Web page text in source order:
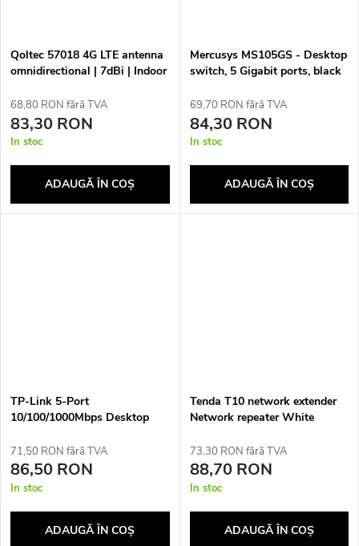
Qoltec 57018 4G LTE antenna
omnidirectional | 7dBi | Indoor
68,80 RON fără TVA
83,30 RON
In stoc
ADAUGĂ ÎN COŞ
Mercusys MS105GS - Desktop
switch, 5 Gigabit ports, black
69,70 RON fără TVA
84,30 RON
In stoc
ADAUGĂ ÎN COŞ
TP-Link 5-Port
10/100/1000Mbps Desktop
71,50 RON fără TVA
86,50 RON
In stoc
ADAUGĂ ÎN COŞ
Tenda T10 network extender
Network repeater White
73,30 RON fără TVA
88,70 RON
In stoc
ADAUGĂ ÎN COŞ